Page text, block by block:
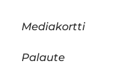
Mediakortti
Palaute